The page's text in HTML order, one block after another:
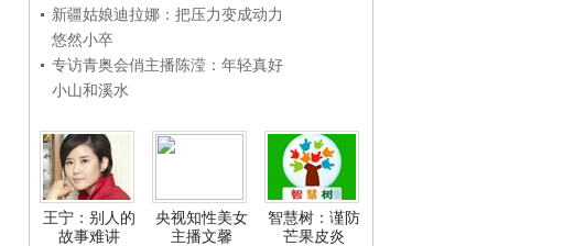
新疆姑娘迪拉娜：把压力变成动力
悠然小卒
专访青奥会俏主播陈滢：年轻真好
小山和溪水
王宁：别人的
故事难讲
央视知性美女
主播文馨
智慧树：谨防
芒果皮炎